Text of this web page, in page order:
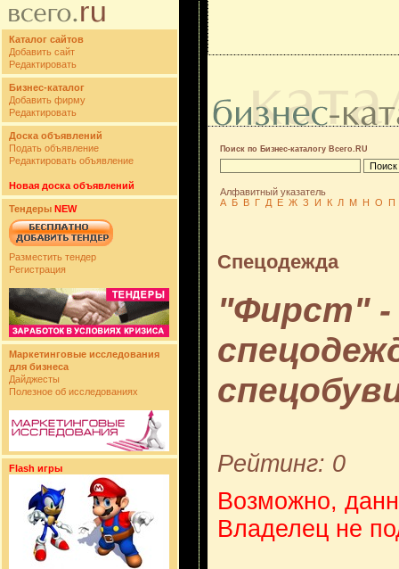
Каталог сайтов
Добавить сайт
Редактировать
Бизнес-каталог
Добавить фирму
Редактировать
Доска объявлений
Подать объявление
Редактировать объявление
Новая доска объявлений
Тендеры NEW
Разместить тендер
Регистрация
Маркетинговые исследования
для бизнеса
Дайджесты
Полезное об исследованиях
Flash игры
Поиск по Бизнес-каталогу Всего.RU
Алфавитный указатель
А Б В Г Д Е Ж З И К Л М Н О П
Спецодежда
"Фирст" -
Рейтинг: 0
Возможно,
Владелец не